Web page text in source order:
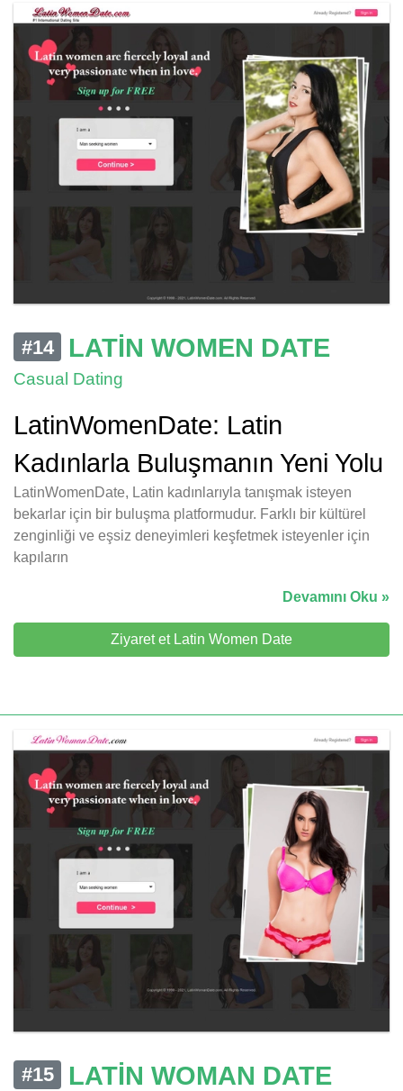
#14 LATIN WOMEN DATE
Casual Dating
LatinWomenDate: Latin
Kadınlarla Buluşmanın Yeni Yolu
LatinWomenDate, Latin kadınlarıyla tanışmak isteyen
bekarlar için bir buluşma platformudur. Farklı bir kültürel
zenginliği ve eşsiz deneyimleri keşfetmek isteyenler için
kapıların
Devamını Oku »
Ziyaret et Latin Women Date
#15 LATIN WOMAN DATE